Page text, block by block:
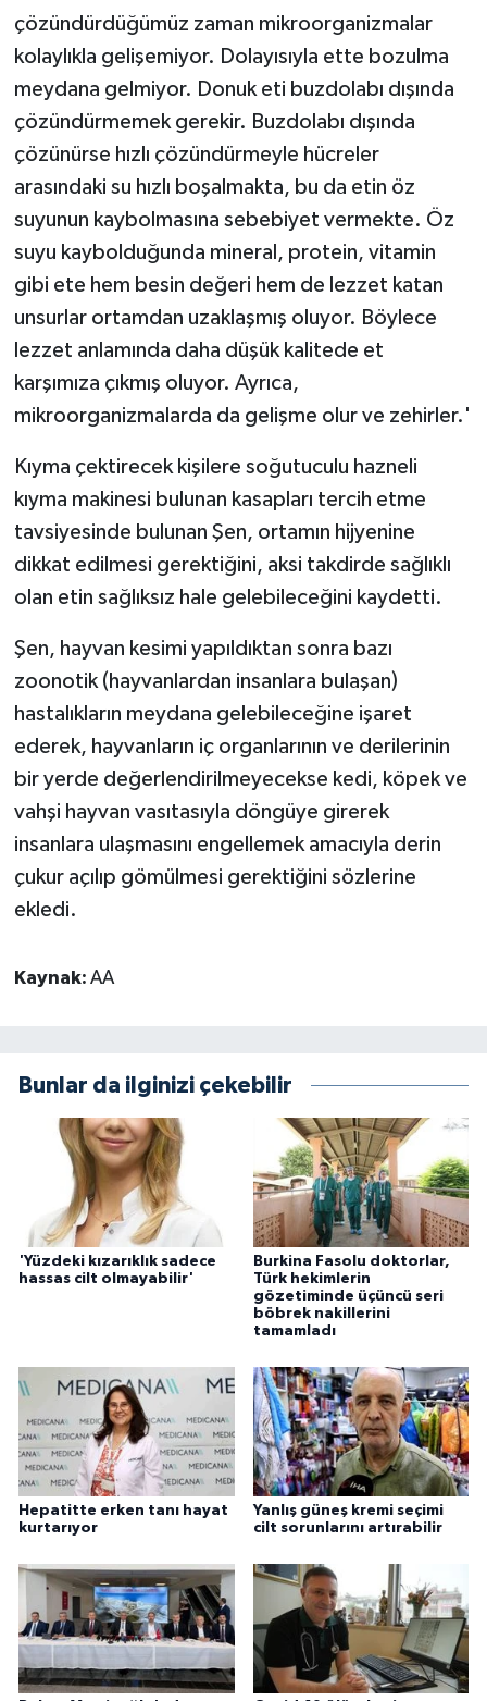
çözündürdüğümüz zaman mikroorganizmalar
kolaylıkla gelişemiyor. Dolayısıyla ette bozulma
meydana gelmiyor. Donuk eti buzdolabı dışında
çözündürmemek gerekir. Buzdolabı dışında
çözünürse hızlı çözündürmeyle hücreler
arasındaki su hızlı boşalmakta, bu da etin öz
suyunun kaybolmasına sebebiyet vermekte. Öz
suyu kaybolduğunda mineral, protein, vitamin
gibi ete hem besin değeri hem de lezzet katan
unsurlar ortamdan uzaklaşmış oluyor. Böylece
lezzet anlamında daha düşük kalitede et
karşımıza çıkmış oluyor. Ayrıca,
mikroorganizmalarda da gelişme olur ve zehirler.'
Kıyma çektirecek kişilere soğutuculu hazneli
kıyma makinesi bulunan kasapları tercih etme
tavsiyesinde bulunan Şen, ortamın hijyenine
dikkat edilmesi gerektiğini, aksi takdirde sağlıklı
olan etin sağlıksız hale gelebileceğini kaydetti.
Şen, hayvan kesimi yapıldıktan sonra bazı
zoonotik (hayvanlardan insanlara bulaşan)
hastalıkların meydana gelebileceğine işaret
ederek, hayvanların iç organlarının ve derilerinin
bir yerde değerlendirilmeyecekse kedi, köpek ve
vahşi hayvan vasıtasıyla döngüye girerek
insanlara ulaşmasını engellemek amacıyla derin
çukur açılıp gömülmesi gerektiğini sözlerine
ekledi.
Kaynak: AA
Bunlar da ilginizi çekebilir
'Yüzdeki kızarıklık sadece
hassas cilt olmayabilir'
Burkina Fasolu doktorlar,
Türk hekimlerin
gözetiminde üçüncü seri
böbrek nakillerini
tamamladı
Hepatitte erken tanı hayat
kurtarıyor
Yanlış güneş kremi seçimi
cilt sorunlarını artırabilir